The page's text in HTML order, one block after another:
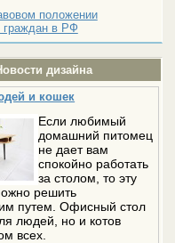
положении
граждан в РФ
дизайна
и кошек
Если любимый
домашний питомец
не дает вам
спокойно работать
за столом, то эту
решить
путем. Офисный стол
людей, но и котов
всех.